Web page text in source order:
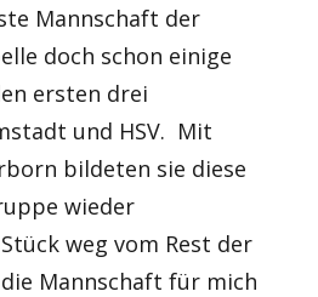
Mannschaft der
doch schon einige
ersten drei
und HSV. Mit
bildeten sie diese
wieder
weg vom Rest der
Mannschaft für mich